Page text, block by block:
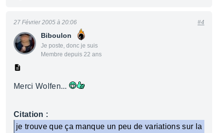
Biboulon
Je poste, donc je suis
Membre depuis 22 ans
27 Février 2005 à 20:06 #4
Merci Wolfen...
Citation :
je trouve que ça manque un peu de variations sur la